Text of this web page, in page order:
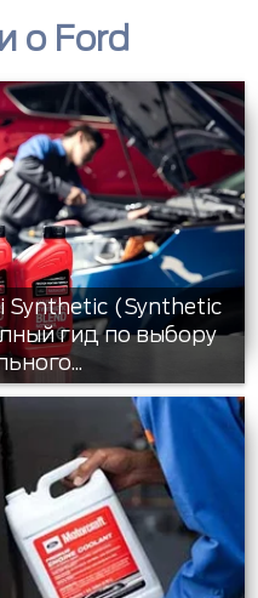
о Ford
Synthetic (Synthetic
гид по выбору